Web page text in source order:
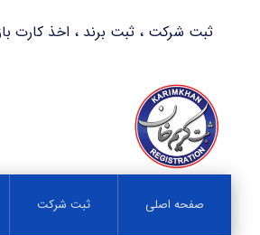
ثبت شرکت ، ثبت برند ، اخذ کارت بازرگانی
صفحه اصلی ثبت شرکت